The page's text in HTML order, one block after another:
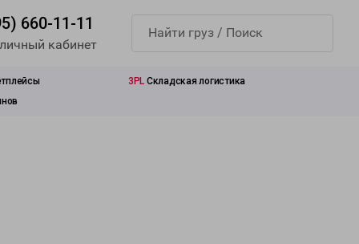
660-11-11
кабинет
3PL Складская логистика